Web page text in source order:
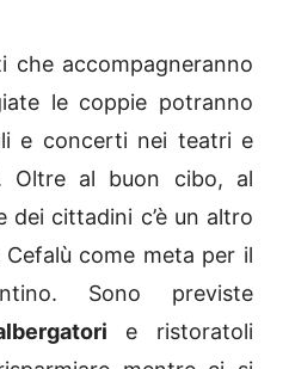
che accompagneranno
le coppie potranno
e concerti nei teatri e
Oltre al buon cibo, al
dei cittadini c’è un altro
come meta per il
Sono previste
e ristoratoli